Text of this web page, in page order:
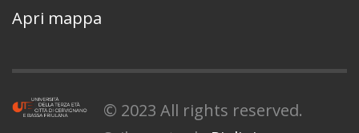
Apri mappa
© 2023 All rights reserved.